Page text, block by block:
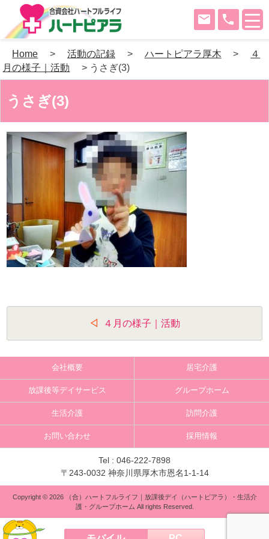
Skip
to
phone
mail
Home > 活動の記録 > ハートピアラ厚木 >
４
月の様子｜活動
> うさぎ(3)
うさぎ(3)
稿
ナ
ビ
ゲ
ン
４月の様子｜活動
会社概要 居宅介護
放課後等デイサービス グループホーム
生活介護 訪問介護
お問い合わせ 採用情報
Tel : 046-222-7898
〒243-0032 神奈川県厚木市恩名1-1-14
Copyright © 2026 （合）ハートフルライフ｜放課後デイ（ハートピアラ）・生活介
護・グループホーム All rights Reserved.